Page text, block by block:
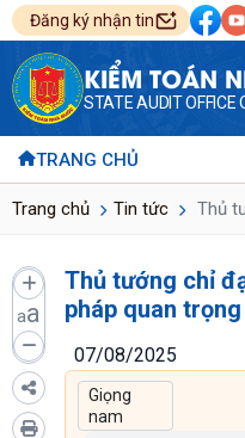
Đăng ký nhận tin
KIỂM TOÁN
STATE AUDIT OFFICE
TRANG CHỦ
Trang chủ Tin tức Thủ
aa
Thủ tướng chỉ
pháp quan
07/08/2025